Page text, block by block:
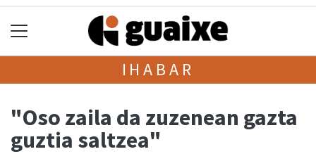
IHABAR
"Oso zaila da zuzenean gazta
guztia saltzea"